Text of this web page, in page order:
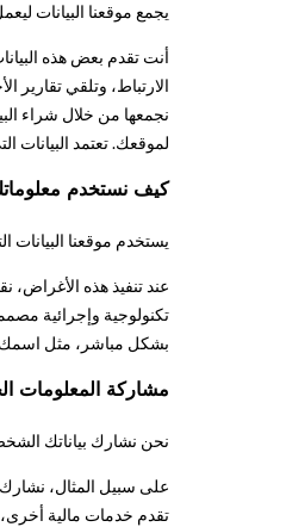
يجمع موقعنا البيانات
أنت تقدم بعض هذه
الارتباط، وتلقي
لموقعك. تعتمد البيانات
كيف نستخدم
يستخدم موقعنا
عند تنفيذ هذه الأغراض،
تكنولوجية وإجرائية
بشكل مباشر، مثل اسمك
مشاركة المعلومات
نحن نشارك بياناتك
على سبيل المثال، نشارك
تقدم خدمات مالية أخرى،